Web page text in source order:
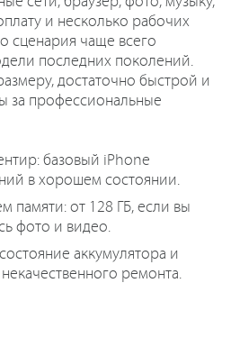
и несколько рабочих
сценария чаще всего
последних поколений.
достаточно быстрой и
за профессиональные
базовый iPhone
в хорошем состоянии.
памяти: от 128 ГБ, если вы
фото и видео.
аккумулятора и
ремонта.